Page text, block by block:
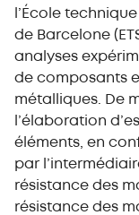
l’École
de Barcelone
analyses
de composants
métalliques. De
l’élaboration
éléments, en
par
résistance des
résistance des